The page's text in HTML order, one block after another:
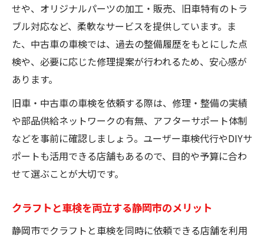
せや、オリジナルパーツの加工・販売、旧車特有のトラ
ブル対応など、柔軟なサービスを提供しています。ま
た、中古車の車検では、過去の整備履歴をもとにした点
検や、必要に応じた修理提案が行われるため、安心感が
あります。
旧車・中古車の車検を依頼する際は、修理・整備の実績
や部品供給ネットワークの有無、アフターサポート体制
などを事前に確認しましょう。ユーザー車検代行やDIYサ
ポートも活用できる店舗もあるので、目的や予算に合わ
せて選ぶことが大切です。
クラフトと車検を両立する静岡市のメリット
静岡市でクラフトと車検を同時に依頼できる店舗を利用